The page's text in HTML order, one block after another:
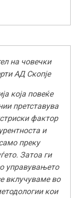
на човечки
АД Скопје
која повеќе
претставува
фактор
и
преку
Затоа ги
управувањето
вклучуваме во
кои